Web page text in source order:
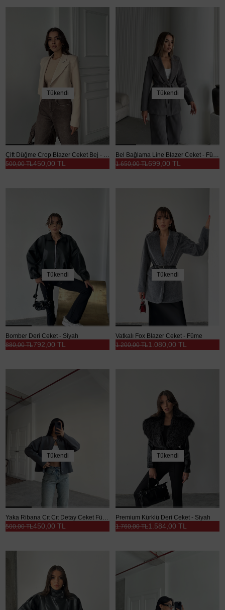
Tükendi
Çift Düğme Crop Blazer Ceket Bej - Bej
450,00 TL
500,00 TL
Tükendi
Bel Bağlama Line Blazer Ceket - Füme
699,00 TL
1.650,00 TL
Tükendi
Bomber Deri Ceket - Siyah
792,00 TL
880,00 TL
Tükendi
Vatkalı Fox Blazer Ceket - Füme
1.080,00 TL
1.200,00 TL
Tükendi
450,00 TL
500,00 TL
Tükendi
Premium Kürklü Deri Ceket - Siyah
1.584,00 TL
1.760,00 TL